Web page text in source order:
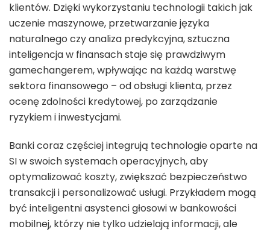
klientów. Dzięki wykorzystaniu technologii takich jak
uczenie maszynowe, przetwarzanie języka
naturalnego czy analiza predykcyjna, sztuczna
inteligencja w finansach staje się prawdziwym
gamechangerem, wpływając na każdą warstwę
sektora finansowego – od obsługi klienta, przez
ocenę zdolności kredytowej, po zarządzanie
ryzykiem i inwestycjami.
Banki coraz częściej integrują technologie oparte na
SI w swoich systemach operacyjnych, aby
optymalizować koszty, zwiększać bezpieczeństwo
transakcji i personalizować usługi. Przykładem mogą
być inteligentni asystenci głosowi w bankowości
mobilnej, którzy nie tylko udzielają informacji, ale